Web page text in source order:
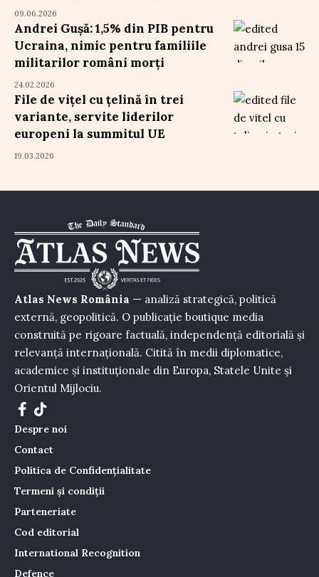
09.06.2026
Andrei Gușă: 1,5% din PIB pentru
Ucraina, nimic pentru familiile
militarilor români morți
24.02.2026
File de vițel cu țelină în trei
variante, servite liderilor
europeni la summitul UE
19.03.2026
Atlas News România — analiză strategică, politică
externă, geopolitică. O publicație boutique media
construită pe rigoare factuală, independență editorială și
relevanță internațională. Citită în medii diplomatice,
academice și instituționale din Europa, Statele Unite și
Orientul Mijlociu.
Despre noi
Contact
Politica de Confidențialitate
Termeni și condiții
Parteneriate
Cod editorial
International Recognition
Defence